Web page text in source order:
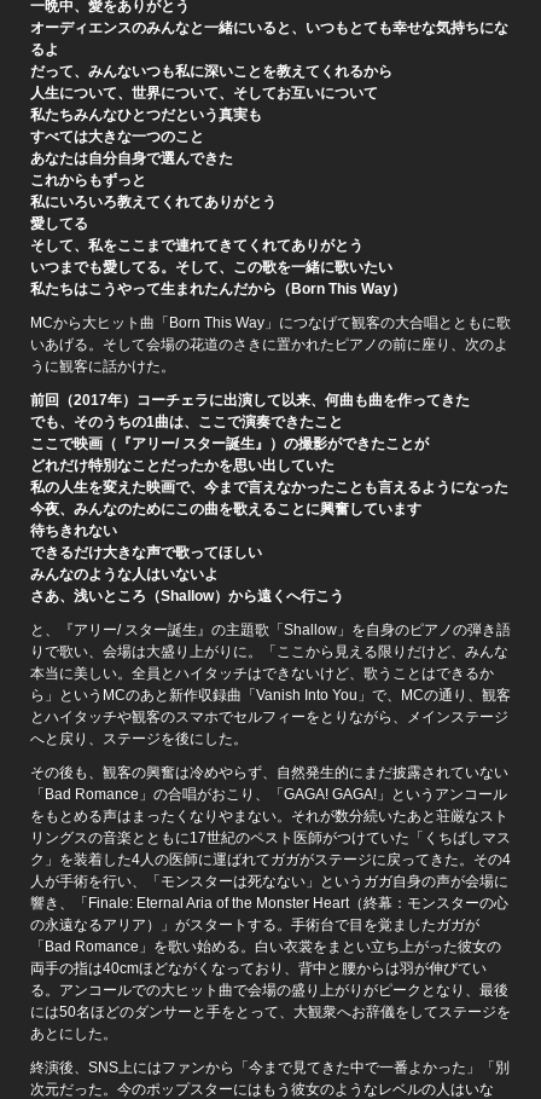
一晩中、愛をありがとう
オーディエンスのみんなと一緒にいると、いつもとても幸せな気持ちにな
るよ
だって、みんないつも私に深いことを教えてくれるから
人生について、世界について、そしてお互いについて
私たちみんなひとつだという真実も
すべては大きな一つのこと
あなたは自分自身で選んできた
これからもずっと
私にいろいろ教えてくれてありがとう
愛してる
そして、私をここまで連れてきてくれてありがとう
いつまでも愛してる。そして、この歌を一緒に歌いたい
私たちはこうやって生まれたんだから（Born This Way）
MCから大ヒット曲「Born This Way」につなげて観客の大合唱とともに歌
いあげる。そして会場の花道のさきに置かれたピアノの前に座り、次のよ
うに観客に話かけた。
前回（2017年）コーチェラに出演して以来、何曲も曲を作ってきた
でも、そのうちの1曲は、ここで演奏できたこと
ここで映画（『アリー/ スター誕生』）の撮影ができたことが
どれだけ特別なことだったかを思い出していた
私の人生を変えた映画で、今まで言えなかったことも言えるようになった
今夜、みんなのためにこの曲を歌えることに興奮しています
待ちきれない
できるだけ大きな声で歌ってほしい
みんなのような人はいないよ
さあ、浅いところ（Shallow）から遠くへ行こう
と、『アリー/ スター誕生』の主題歌「Shallow」を自身のピアノの弾き語
りで歌い、会場は大盛り上がりに。「ここから見える限りだけど、みんな
本当に美しい。全員とハイタッチはできないけど、歌うことはできるか
ら」というMCのあと新作収録曲「Vanish Into You」で、MCの通り、観客
とハイタッチや観客のスマホでセルフィーをとりながら、メインステージ
へと戻り、ステージを後にした。
その後も、観客の興奮は冷めやらず、自然発生的にまだ披露されていない
「Bad Romance」の合唱がおこり、「GAGA! GAGA!」というアンコール
をもとめる声はまったくなりやまない。それが数分続いたあと荘厳なスト
リングスの音楽とともに17世紀のペスト医師がつけていた「くちばしマス
ク」を装着した4人の医師に運ばれてガガがステージに戻ってきた。その4
人が手術を行い、「モンスターは死なない」というガガ自身の声が会場に
響き、「Finale: Eternal Aria of the Monster Heart（終幕：モンスターの心
の永遠なるアリア）」がスタートする。手術台で目を覚ましたガガが
「Bad Romance」を歌い始める。白い衣裳をまとい立ち上がった彼女の
両手の指は40cmほどながくなっており、背中と腰からは羽が伸びてい
る。アンコールでの大ヒット曲で会場の盛り上がりがピークとなり、最後
には50名ほどのダンサーと手をとって、大観衆へお辞儀をしてステージを
あとにした。
終演後、SNS上にはファンから「今まで見てきた中で一番よかった」「別
次元だった。今のポップスターにはもう彼女のようなレベルの人はいな